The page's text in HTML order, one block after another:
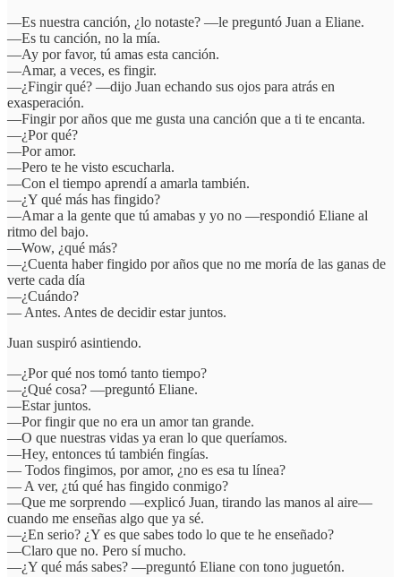
—Es nuestra canción, ¿lo notaste? —le preguntó Juan a Eliane.
—Es tu canción, no la mía.
—Ay por favor, tú amas esta canción.
—Amar, a veces, es fingir.
—¿Fingir qué? —dijo Juan echando sus ojos para atrás en
exasperación.
—Fingir por años que me gusta una canción que a ti te encanta.
—¿Por qué?
—Por amor.
—Pero te he visto escucharla.
—Con el tiempo aprendí a amarla también.
—¿Y qué más has fingido?
—Amar a la gente que tú amabas y yo no —respondió Eliane al
ritmo del bajo.
—Wow, ¿qué más?
—¿Cuenta haber fingido por años que no me moría de las ganas de
verte cada día
—¿Cuándo?
— Antes. Antes de decidir estar juntos.
Juan suspiró asintiendo.
—¿Por qué nos tomó tanto tiempo?
—¿Qué cosa? —preguntó Eliane.
—Estar juntos.
—Por fingir que no era un amor tan grande.
—O que nuestras vidas ya eran lo que queríamos.
—Hey, entonces tú también fingías.
— Todos fingimos, por amor, ¿no es esa tu línea?
— A ver, ¿tú qué has fingido conmigo?
—Que me sorprendo —explicó Juan, tirando las manos al aire—
cuando me enseñas algo que ya sé.
—¿En serio? ¿Y es que sabes todo lo que te he enseñado?
—Claro que no. Pero sí mucho.
—¿Y qué más sabes? —preguntó Eliane con tono juguetón.